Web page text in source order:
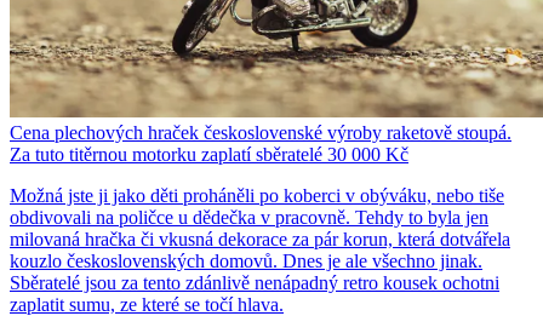
Cena plechových hraček československé výroby raketově stoupá.
Za tuto titěrnou motorku zaplatí sběratelé 30 000 Kč
Možná jste ji jako děti proháněli po koberci v obýváku, nebo tiše
obdivovali na poličce u dědečka v pracovně. Tehdy to byla jen
milovaná hračka či vkusná dekorace za pár korun, která dotvářela
kouzlo československých domovů. Dnes je ale všechno jinak.
Sběratelé jsou za tento zdánlivě nenápadný retro kousek ochotni
zaplatit sumu, ze které se točí hlava.